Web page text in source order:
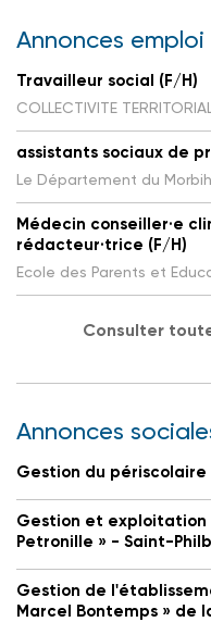
Annonces emploi
Travailleur social (F/H)
COLLECTIVITE
assistants sociaux de
Le Département du
Médecin conseiller·e
rédacteur·trice (F/H)
Ecole des Parents et
Consulter
Annonces
Gestion du
Gestion et exploitation
Petronille » - Saint-
Gestion de
Marcel Bontemps » de